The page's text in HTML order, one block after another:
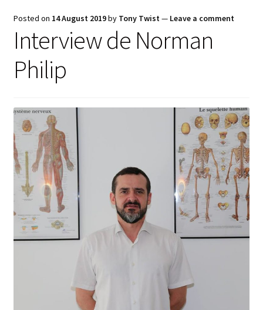
Blog
Interviews
Musique
Santé
Vidéos
Expand
Posted on 14 August 2019by Tony Twist— Leave a comment
Interview de Norman
Philip